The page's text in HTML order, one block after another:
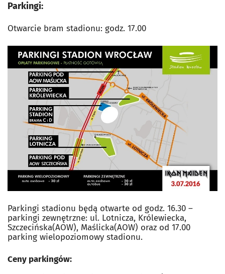
Parkingi:
Otwarcie bram stadionu: godz. 17.00
Parkingi stadionu będą otwarte od godz. 16.30 –
parkingi zewnętrzne: ul. Lotnicza, Królewiecka,
Szczecińska(AOW), Maślicka(AOW) oraz od 17.00
parking wielopoziomowy stadionu.
Ceny parkingów: